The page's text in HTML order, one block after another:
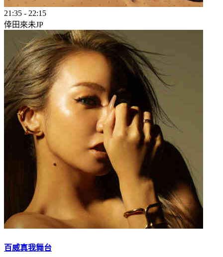
21:35 - 22:15
倖田來未JP
百威真我舞台